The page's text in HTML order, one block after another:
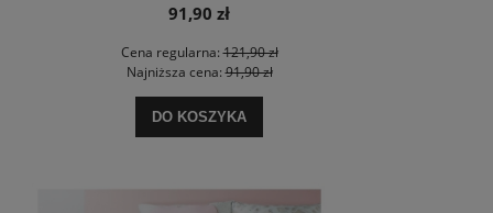
91,90 zł
Cena regularna:121,90 zł
Najniższa cena:91,90 zł
DO KOSZYKA